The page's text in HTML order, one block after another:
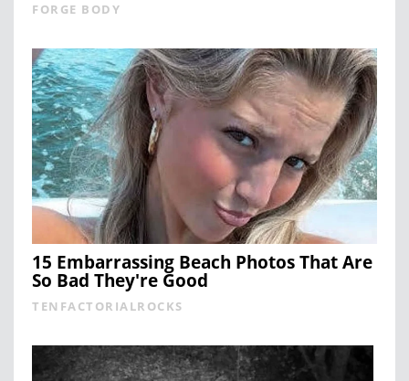
FORGE BODY
15 Embarrassing Beach Photos That Are
So Bad They're Good
TENFACTORIALROCKS